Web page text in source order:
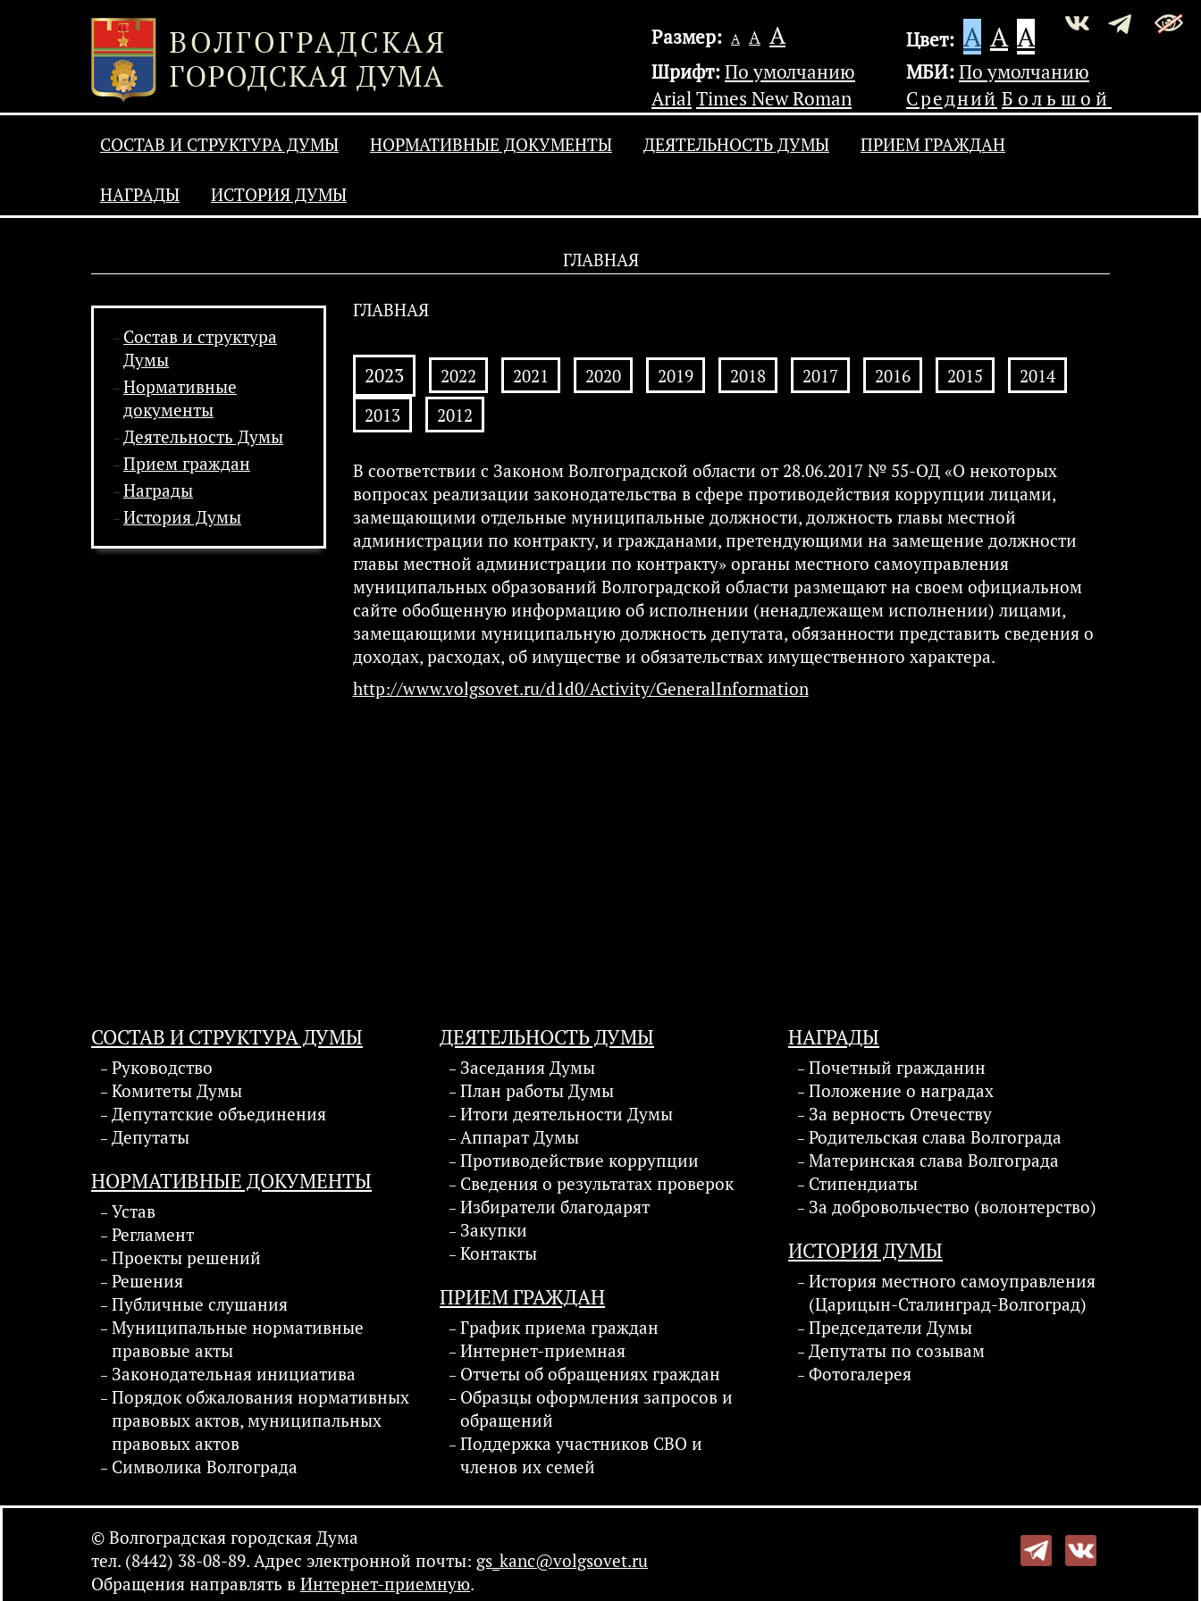
Размер: А А А Цвет: A A A
Шрифт:По умолчанию
ArialTimes New Roman
МБИ:По умолчанию
Средний Большой
СОСТАВ И СТРУКТУРА ДУМЫ НОРМАТИВНЫЕ ДОКУМЕНТЫ ДЕЯТЕЛЬНОСТЬ ДУМЫ ПРИЕМ ГРАЖДАН
НАГРАДЫ ИСТОРИЯ ДУМЫ
ГЛАВНАЯ
Состав и структура
Думы
Нормативные
документы
Деятельность Думы
Прием граждан
Награды
История Думы
ГЛАВНАЯ
2023 2022 2021 2020 2019 2018 2017 2016 2015
2014
2013
2012
​В соответствии с Законом Волгоградской области от 28.06.2017 № 55-ОД «О некоторых
вопросах реализации законодательства в сфере противодействия коррупции лицами,
замещающими отдельные муниципальные должности, должность главы местной
администрации по контракту, и гражданами, претендующими на замещение должности
главы местной администрации по контракту» органы местного самоуправления
муниципальных образований Волгоградской области размещают на своем официальном
сайте обобщенную информацию об исполнении (ненадлежащем исполнении) лицами,
замещающими муниципальную должность депутата, обязанности представить сведения о
доходах, расходах, об имуществе и обязательствах имущественного характера.​
http://www.volgsovet.ru/d1d0/Activity/GeneralInformation​
СОСТАВ И СТРУКТУРА ДУМЫ
Руководство
Комитеты Думы
Депутатские объединения
Депутаты
НОРМАТИВНЫЕ ДОКУМЕНТЫ
Устав
Регламент
Проекты решений
Решения
Публичные слушания
Муниципальные нормативные
правовые акты
Законодательная инициатива
Порядок обжалования нормативных
правовых актов, муниципальных
правовых актов
Символика Волгограда
ДЕЯТЕЛЬНОСТЬ ДУМЫ
Заседания Думы
План работы Думы
Итоги деятельности Думы
Аппарат Думы
Противодействие коррупции
Сведения о результатах проверок
Избиратели благодарят
Закупки
Контакты
ПРИЕМ ГРАЖДАН
График приема граждан
Интернет-приемная
Отчеты об обращениях граждан
Образцы оформления запросов и
обращений
Поддержка участников СВО и
членов их семей
НАГРАДЫ
Почетный гражданин
Положение о наградах
За верность Отечеству
Родительская слава Волгограда
Материнская слава Волгограда
Стипендиаты
За добровольчество (волонтерство)
ИСТОРИЯ ДУМЫ
История местного самоуправления
(Царицын-Сталинград-Волгоград)
Председатели Думы
Депутаты по созывам
Фотогалерея
© Волгоградская городская Дума
тел. (8442) 38-08-89. Адрес электронной почты: gs_kanc@volgsovet.ru
Обращения направлять в Интернет-приемную.